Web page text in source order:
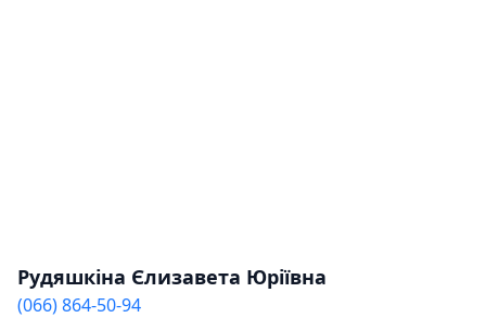
Рудяшкіна Єлизавета Юріївна
(066) 864-50-94